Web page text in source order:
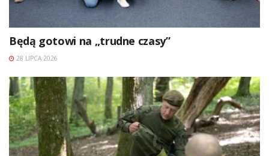
Będą gotowi na „trudne czasy”
28 LIPCA 2026